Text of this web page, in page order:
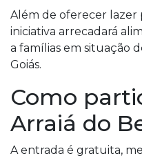
Além de oferecer lazer
iniciativa arrecadará
a famílias em situação
Goiás.
Como
Arraiá do
A entrada é gratuita,